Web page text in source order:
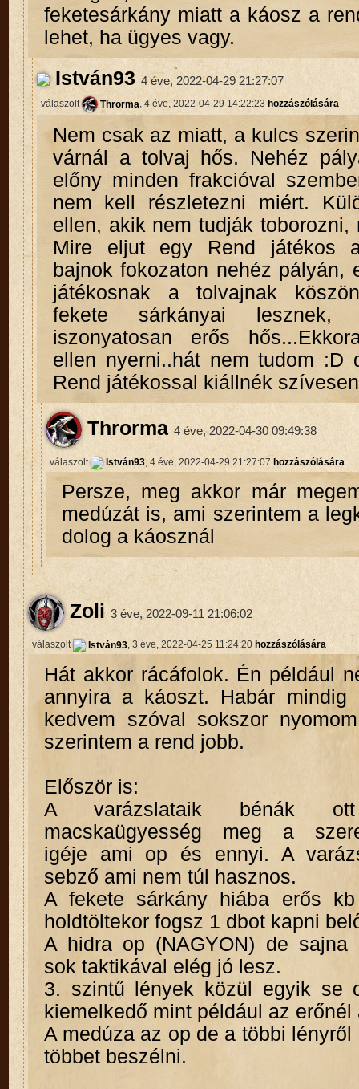
feketesárkány miatt a káosz a
lehet, ha ügyes vagy.
István93 4 éve, 2022-04-29 21:27:07
válaszolt Throrma, 4 éve, 2022-04-29 14:22:23 hozzászólására
Nem csak az miatt, a kulcs
várnál a tolvaj hős. Nehéz
előny minden frakcióval
nem kell részletezni miért.
ellen, akik nem tudják toborozni,
Mire eljut egy Rend játékos
bajnok fokozaton nehéz pályán,
játékosnak a tolvajnak
fekete sárkányai
iszonyatosan erős
ellen nyerni..hát nem tudom :D
Rend játékossal kiállnék szívesen
Throrma 4 éve, 2022-04-30 09:49:38
válaszolt István93, 4 éve, 2022-04-29 21:27:07 hozzászólására
Persze, meg akkor már
medúzát is, ami szerintem a
dolog a káosznál
Zoli 3 éve, 2022-09-11 21:06:02
válaszolt István93, 3 éve, 2022-04-25 11:24:20 hozzászólására
Hát akkor rácáfolok. Én például
annyira a káoszt. Habár mindig
kedvem szóval sokszor
szerintem a rend jobb.
Először is:
A varázslataik bénák
macskaügyesség meg a
igéje ami op és ennyi. A
sebző ami nem túl hasznos.
A fekete sárkány hiába erős
holdtöltekor fogsz 1 dbot kapni
A hidra op (NAGYON) de sajna
sok taktikával elég jó lesz.
3. szintű lények közül egyik se
kiemelkedő mint például az
A medúza az op de a többi
többet beszélni.